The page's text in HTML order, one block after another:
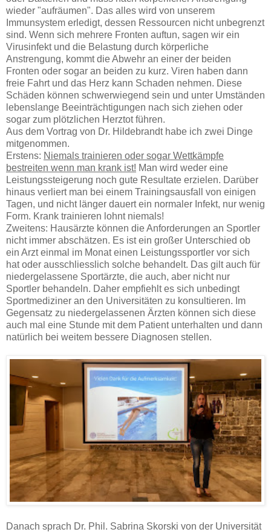
wieder "aufräumen". Das alles wird von unserem
Immunsystem erledigt, dessen Ressourcen nicht unbegrenzt
sind. Wenn sich mehrere Fronten auftun, sagen wir ein
Virusinfekt und die Belastung durch körperliche
Anstrengung, kommt die Abwehr an einer der beiden
Fronten oder sogar an beiden zu kurz. Viren haben dann
freie Fahrt und das Herz kann Schaden nehmen. Diese
Schäden können schwerwiegend sein und unter Umständen
lebenslange Beeinträchtigungen nach sich ziehen oder
sogar zum plötzlichen Herztot führen.
Aus dem Vortrag von Dr. Hildebrandt habe ich zwei Dinge
mitgenommen.
Erstens: Niemals trainieren oder sogar Wettkämpfe
bestreiten wenn man krank ist! Man wird weder eine
Leistungssteigerung noch gute Resultate erzielen. Darüber
hinaus verliert man bei einem Trainingsausfall von einigen
Tagen, und nicht länger dauert ein normaler Infekt, nur wenig
Form. Krank trainieren lohnt niemals!
Zweitens: Hausärzte können die Anforderungen an Sportler
nicht immer abschätzen. Es ist ein großer Unterschied ob
ein Arzt einmal im Monat einen Leistungssportler vor sich
hat oder ausschliesslich solche behandelt. Das gilt auch für
niedergelassene Sportärzte, die auch, aber nicht nur
Sportler behandeln. Daher empfiehlt es sich unbedingt
Sportmediziner an den Universitäten zu konsultieren. Im
Gegensatz zu niedergelassenen Ärzten können sich diese
auch mal eine Stunde mit dem Patient unterhalten und dann
natürlich bei weitem bessere Diagnosen stellen.
Danach sprach Dr. Phil. Sabrina Skorski von der Universität